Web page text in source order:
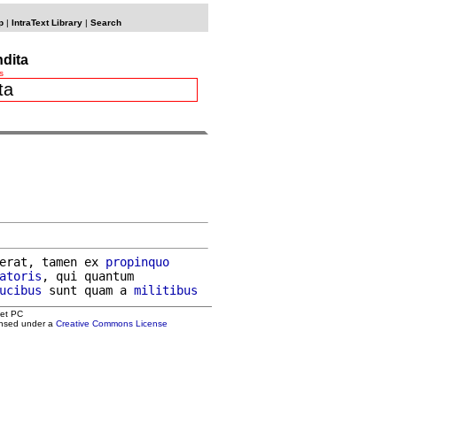
| IntraText Library| Search
erat, tamen ex propinquo
, qui quantum
sunt quam a militibus
PC
under a Creative Commons License